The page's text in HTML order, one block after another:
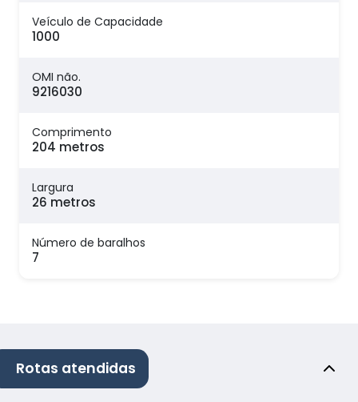
Veículo de Capacidade
1000
OMI não.
9216030
Comprimento
204 metros
Largura
26 metros
Número de baralhos
7
Rotas atendidas